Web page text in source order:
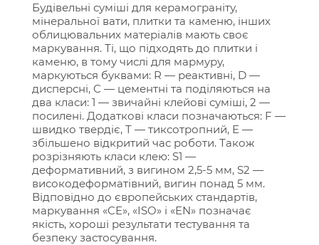
Будівельні суміші для керамограніту,
мінеральної вати, плитки та каменю, інших
облицювальних матеріалів мають своє
маркування. Ті, що підходять до плитки і
каменю, в тому числі для мармуру,
маркуються буквами: R — реактивні, D —
дисперсні, C — цементні та поділяються на
два класи: 1 — звичайні клейові суміші, 2 —
посилені. Додаткові класи позначаються: F —
швидко твердіє, T — тиксотропний, E —
збільшено відкритий час роботи. Також
розрізняють класи клею: S1 —
деформативний, з вигином 2,5-5 мм, S2 —
високодеформатівний, вигин понад 5 мм.
Відповідно до європейських стандартів,
маркування «CE», «ISO» і «EN» позначає
якість, хороші результати тестування та
безпеку застосування.